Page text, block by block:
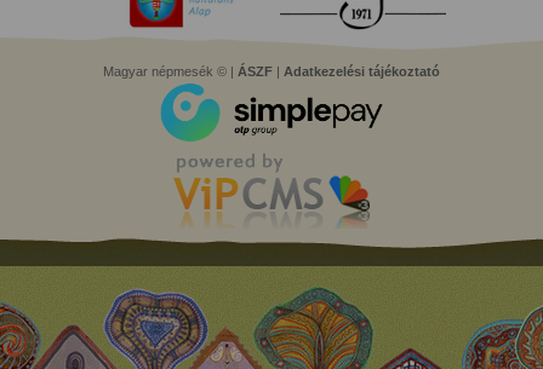
Magyar népmesék © | ÁSZF | Adatkezelési tájékoztató